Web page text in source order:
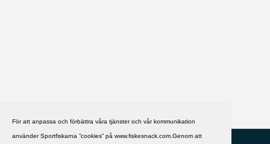
För att anpassa och förbättra våra tjänster och vår kommunikation
använder Sportfiskarna ”cookies” på www.fiskesnack.com.Genom att
HJÄLP